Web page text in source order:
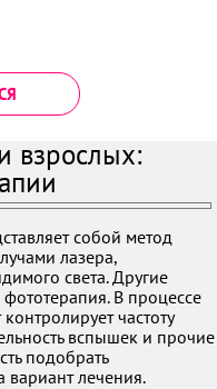
взрослых:
собой метод
лазера,
света. Другие
В процессе
частоту
вспышек и прочие
подобрать
лечения.